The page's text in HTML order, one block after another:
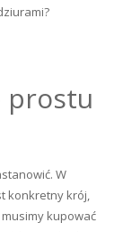
prostu
W
konkretny krój,
kupować